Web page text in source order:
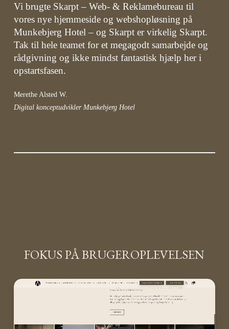
Vi brugte Skarpt – Web- & Reklamebureau til
vores nye hjemmeside og webshopløsning på
Munkebjerg Hotel – og Skarpt er virkelig Skarpt.
Tak til hele teamet for et megagodt samarbejde og
rådgivning og ikke mindst fantastisk hjælp her i
opstartsfasen.
Merethe Alsted W.
Digital konceptudvikler Munkebjerg Hotel
FOKUS PÅ BRUGEROPLEVELSEN